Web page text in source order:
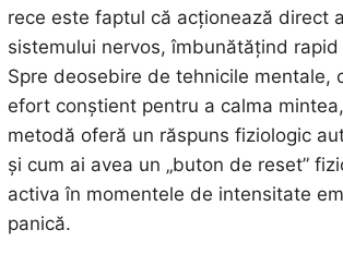
rece este faptul că acționează direct
sistemului nervos, îmbunătățind
Spre deosebire de tehnicile mentale,
efort conștient pentru a calma
metodă oferă un răspuns fiziologic
și cum ai avea un „buton de reset”
activa în momentele de intensitate
panică.